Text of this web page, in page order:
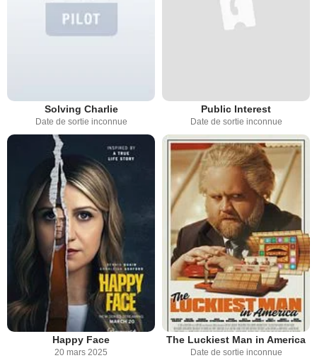
Solving Charlie
Date de sortie inconnue
Public Interest
Date de sortie inconnue
Happy Face
20 mars 2025
The Luckiest Man in America
Date de sortie inconnue